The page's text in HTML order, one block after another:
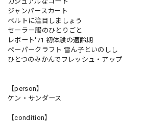
ジャンパースカート
ベルトに注目しましょう
セーラー服のひとりごと
レポート'71 初体験の適齢期
ペーパークラフト 雪ん子といのしし
ひとつのみかんでフレッシュ・アップ
【person】
ケン・サンダース
【condition】